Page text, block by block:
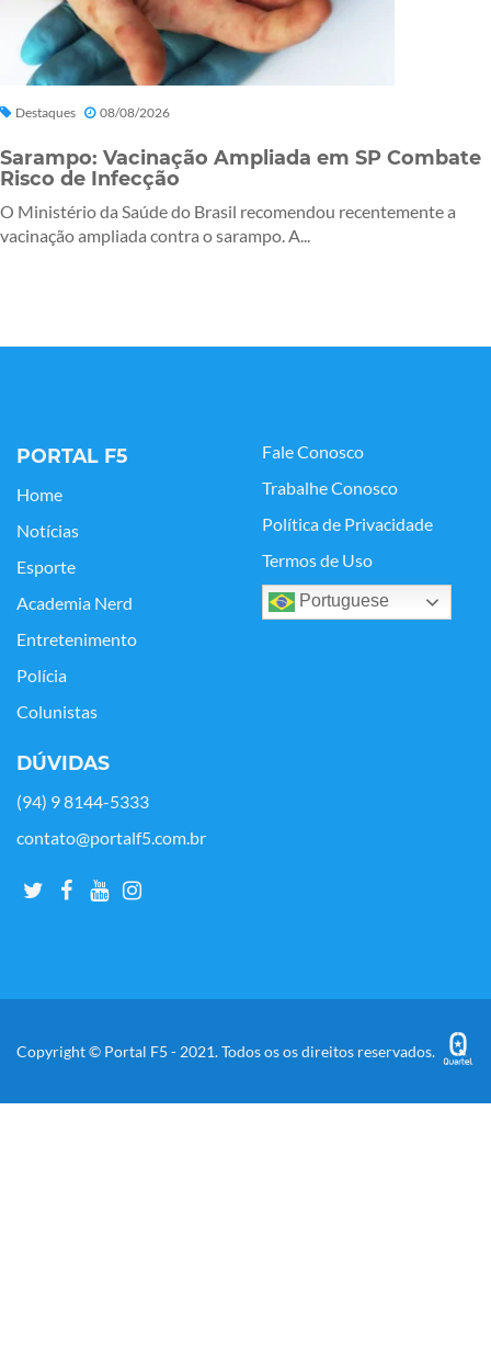
Destaques 08/08/2026
Sarampo: Vacinação Ampliada em SP Combate
Risco de Infecção
O Ministério da Saúde do Brasil recomendou recentemente a
vacinação ampliada contra o sarampo. A...
PORTAL F5
Home
Notícias
Esporte
Academia Nerd
Entretenimento
Polícia
Colunistas
Fale Conosco
Trabalhe Conosco
Política de Privacidade
Termos de Uso
Portuguese
DÚVIDAS
(94) 9 8144-5333
contato@portalf5.com.br
Copyright © Portal F5 - 2021. Todos os os direitos reservados.